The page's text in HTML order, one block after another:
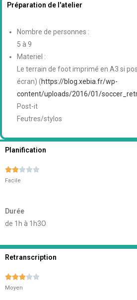
Préparation de l'atelier
Nombre de personnes :
5 à 9
Materiel :
Le terrain de foot imprimé en A3 si
écran) (https://blog.xebia.fr/wp-
content/uploads/2016/01/
Post-it
Feutres/stylos
Planification

Facile
Durée
de 1h à 1h3O
Retranscription

Moyen